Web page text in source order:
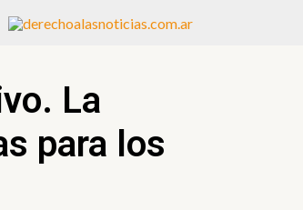
La
para los